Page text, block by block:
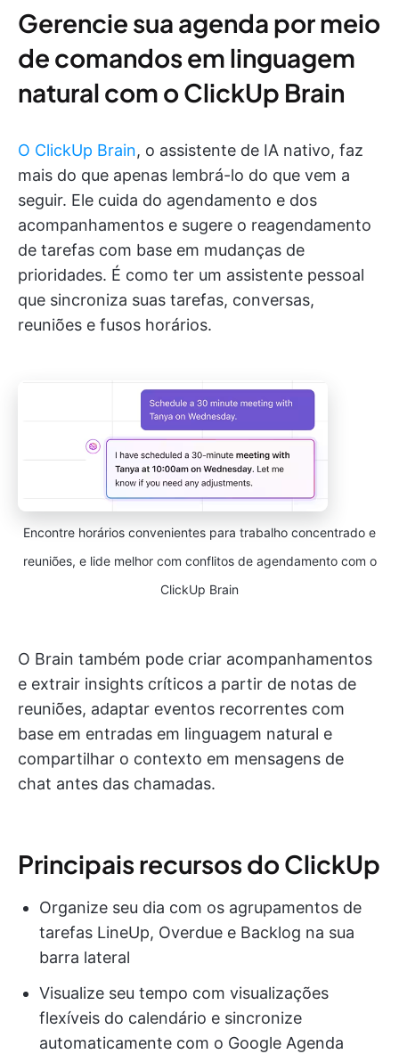
Gerencie sua agenda por meio
de comandos em linguagem
natural com o ClickUp Brain
O ClickUp Brain, o assistente de IA nativo, faz
mais do que apenas lembrá-lo do que vem a
seguir. Ele cuida do agendamento e dos
acompanhamentos e sugere o reagendamento
de tarefas com base em mudanças de
prioridades. É como ter um assistente pessoal
que sincroniza suas tarefas, conversas,
reuniões e fusos horários.
Encontre horários convenientes para trabalho concentrado e
reuniões, e lide melhor com conflitos de agendamento com o
ClickUp Brain
O Brain também pode criar acompanhamentos
e extrair insights críticos a partir de notas de
reuniões, adaptar eventos recorrentes com
base em entradas em linguagem natural e
compartilhar o contexto em mensagens de
chat antes das chamadas.
Principais recursos do ClickUp
Organize seu dia com os agrupamentos de
tarefas LineUp, Overdue e Backlog na sua
barra lateral
Visualize seu tempo com visualizações
flexíveis do calendário e sincronize
automaticamente com o Google Agenda